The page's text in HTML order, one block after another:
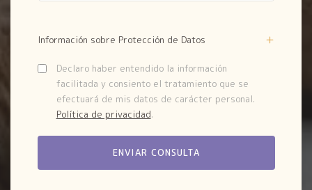
Información sobre Protección de Datos
Declaro haber entendido la información
facilitada y consiento el tratamiento que se
efectuará de mis datos de carácter personal.
Política de privacidad.